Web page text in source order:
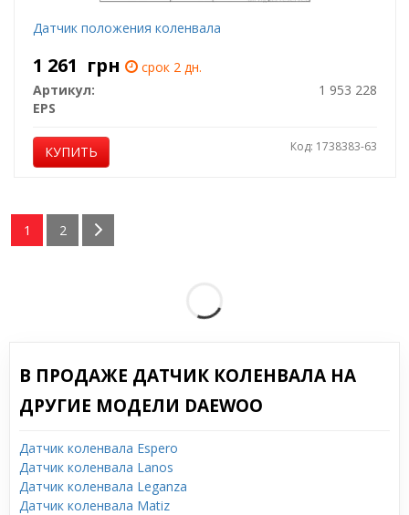
Датчик положения коленвала
1 261 грн
срок 2 дн.
Артикул:
1 953 228
EPS
КУПИТЬ Код: 1738383-63
1 2
В ПРОДАЖЕ ДАТЧИК КОЛЕНВАЛА НА
ДРУГИЕ МОДЕЛИ DAEWOO
Датчик коленвала Espero
Датчик коленвала Lanos
Датчик коленвала Leganza
Датчик коленвала Matiz